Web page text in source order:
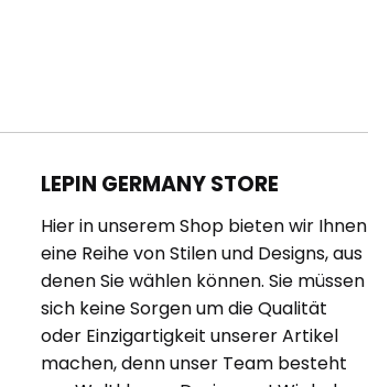
LEPIN GERMANY STORE
Hier in unserem Shop bieten wir Ihnen
eine Reihe von Stilen und Designs, aus
denen Sie wählen können. Sie müssen
sich keine Sorgen um die Qualität
oder Einzigartigkeit unserer Artikel
machen, denn unser Team besteht